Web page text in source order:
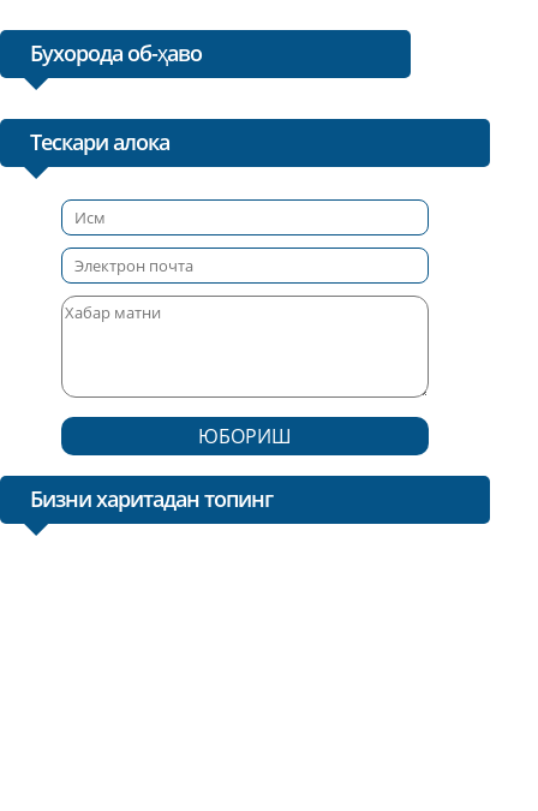
Бухорода об-ҳаво
Тескари алока
ЮБОРИШ
Бизни харитадан топинг